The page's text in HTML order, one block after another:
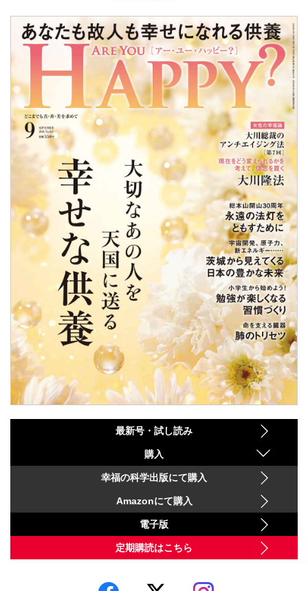
最新号・試し読み
購入
幸福の科学出版にて購入
Amazonにて購入
電子版
定期購読はこちら